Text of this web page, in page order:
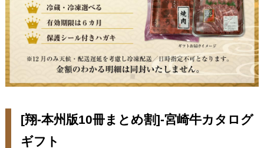
[翔-本州版10冊まとめ割]-宮崎牛カタログ
ギフト